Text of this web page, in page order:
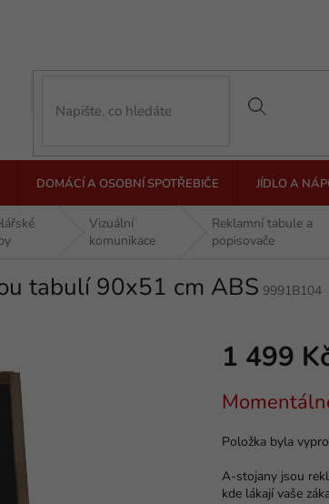
DOMÁCÍ A OSOBNÍ SPOTŘEBIČE JÍDLO A
Vizuální
komunikace
Reklamní tabule a
popisovače
tabulí 90x51 cm ABS 9991B104
1 499
cena:
Položka byla
A-stojany jsou
kde lákají vaše